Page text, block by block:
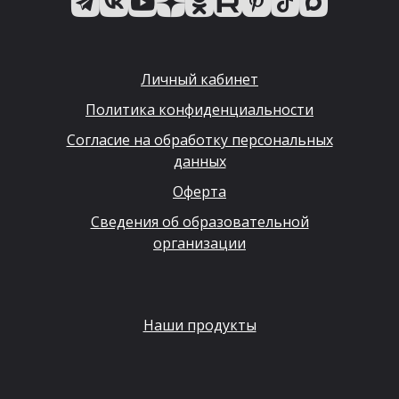
Личный кабинет
Политика конфиденциальности
Согласие на обработку персональных
данных
Оферта
Сведения об образовательной
организации
Наши продукты